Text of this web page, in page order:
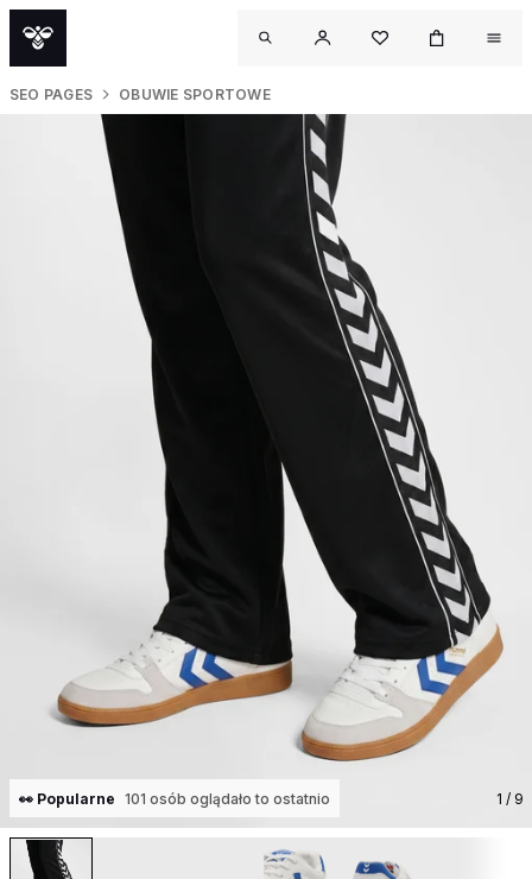
SEO PAGES OBUWIE SPORTOWE
👀 Popularne 101 osób oglądało to ostatnio 1 / 9